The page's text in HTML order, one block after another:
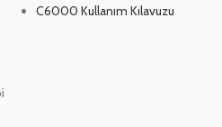
C6000 Kullanım Kılavuzu